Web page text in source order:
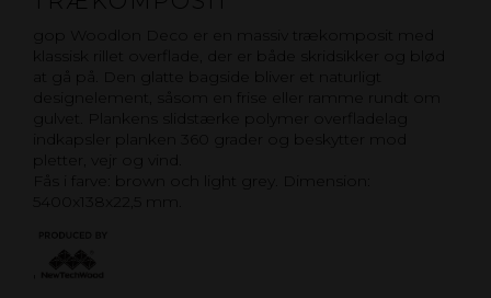
gop Woodlon Deco er en massiv trækomposit med
klassisk rillet overflade, der er både skridsikker og blød
at gå på. Den glatte bagside bliver et naturligt
designelement, såsom en frise eller ramme rundt om
gulvet. Plankens slidstærke polymer overfladelag
indkapsler planken 360 grader og beskytter mod
pletter, vejr og vind.
Fås i farve: brown och light grey. Dimension:
5400x138x22,5 mm.